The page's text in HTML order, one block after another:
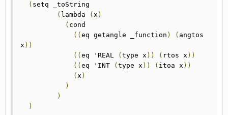
( setq	_toString
( lambda ( x )
( cond
(( eq getangle _function ) ( angtos
x ))
(( eq ' REAL ( type x )) ( rtos x ))
(( eq ' INT ( type x )) ( itoa x ))
( x )
)
)
)